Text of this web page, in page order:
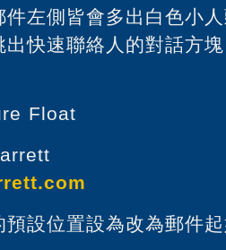
件左側皆會多出白色小
出快速聯絡人的對話方
Float
預設位置設為改為郵件